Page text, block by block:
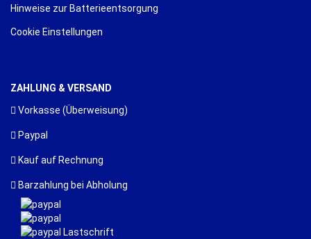
Hinweise zur Batterieentsorgung
Cookie Einstellungen
ZAHLUNG & VERSAND
Vorkasse (Überweisung)
Paypal
Kauf auf Rechnung
Barzahlung bei Abholung